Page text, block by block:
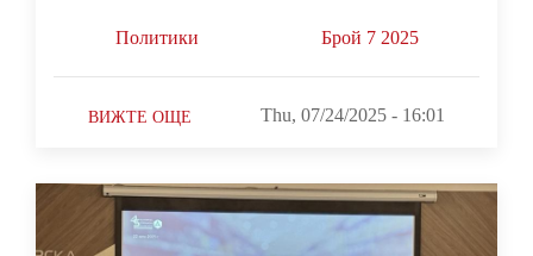
Политики Брой 7 2025
ВИЖТЕ ОЩЕ Thu, 07/24/2025 - 16:01